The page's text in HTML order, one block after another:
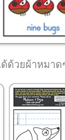
ด้วยผ้าหมา